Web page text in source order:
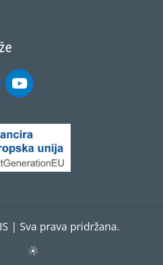
| Sva prava pridržana.